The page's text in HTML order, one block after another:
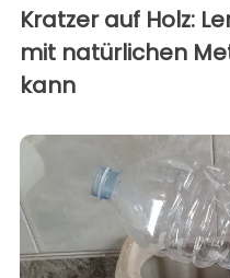
Kratzer auf Holz:
mit natürlichen
kann